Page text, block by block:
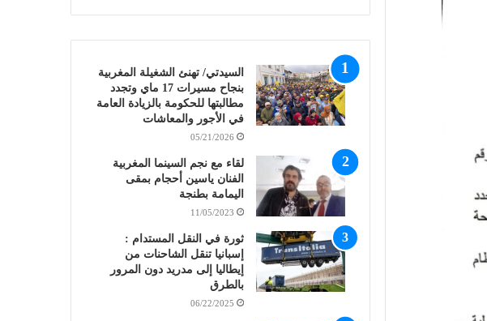
السيدتي/ تهنئ الشغيلة المغربية
بنجاح مسيرات 17 ماي وتجدد
مطالبتها للحكومة بالزيادة العامة
في الأجور والمعاشات
05/21/2026
لقاء مع نجم السينما المغربية
الفنان ياسين أحجام بمقى
اليمامة بطنجة
11/05/2023
ثورة في النقل المستدام :
إسبانيا تنقل الشاحنات من
إيطاليا إلى مدريد دون المرور
بالطرق
06/22/2025